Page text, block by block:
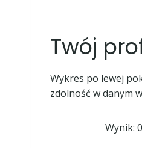
Twój
Wykres po lewej
zdolność w danym
Wynik: